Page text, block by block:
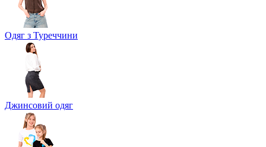
Одяг з Туреччини
Джинсовий одяг